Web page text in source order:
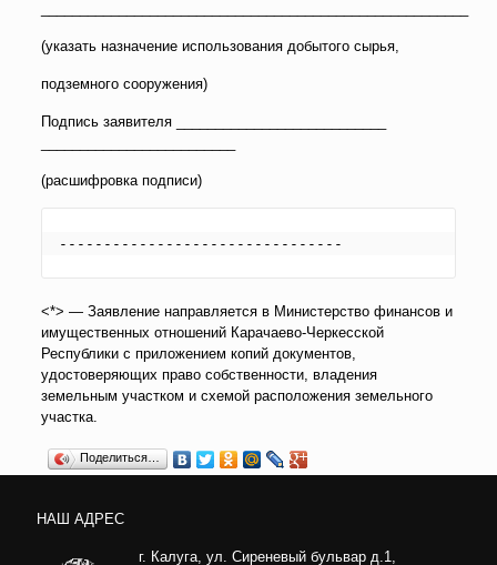
(указать назначение использования добытого сырья,
подземного сооружения)
Подпись заявителя ___________________________
(расшифровка подписи)
--------------------------------
<*> — Заявление направляется в Министерство финансов и
имущественных отношений Карачаево-Черкесской
Республики с приложением копий документов,
удостоверяющих право собственности, владения
земельным участком и схемой расположения земельного
участка.
Поделиться…
НАШ АДРЕС
г. Калуга, ул. Сиреневый бульвар д.1,